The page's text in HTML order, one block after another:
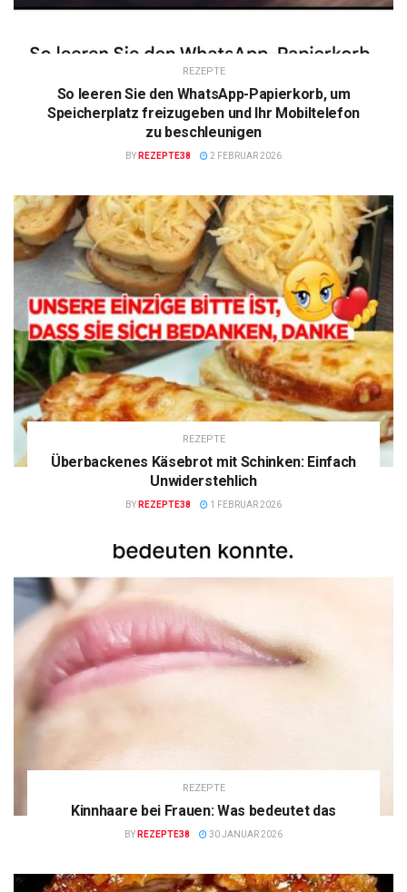
REZEPTE
So leeren Sie den WhatsApp-Papierkorb, um
Speicherplatz freizugeben und Ihr Mobiltelefon
zu beschleunigen
BY REZEPTE38 2 FEBRUAR 2026
REZEPTE
Überbackenes Käsebrot mit Schinken: Einfach
Unwiderstehlich
BY REZEPTE38 1 FEBRUAR 2026
REZEPTE
Kinnhaare bei Frauen: Was bedeutet das
BY REZEPTE38 30 JANUAR 2026